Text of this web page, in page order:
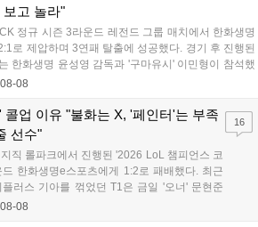
보고 놀라"
정규 시즌 3라운드 레전드 그룹 매치에서 한화생명
로 제압하며 3연패 탈출에 성공했다. 경기 후 진행된
한화생명 윤성영 감독과 '구마유시' 이민형이 참석했
에 대해 윤성영 감독은 "오랜만에 승리해 기분이 좋고,
08-08
콜업 이유 "불화는 X, '페인터'는 부족
선수"
직 롤파크에서 진행된 '2026 LoL 챔피언스 코
한화생명e스포츠에게 1:2로 패배했다. 최근
러스 기아를 꺾었던 T1은 금일 '오너' 문현준
터' 김은후를 투입시키는 강수를 뒀으나 결국
08-08
16